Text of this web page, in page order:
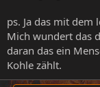
ps. Ja das mit dem
Mich wundert das
daran das ein
Kohle zählt.